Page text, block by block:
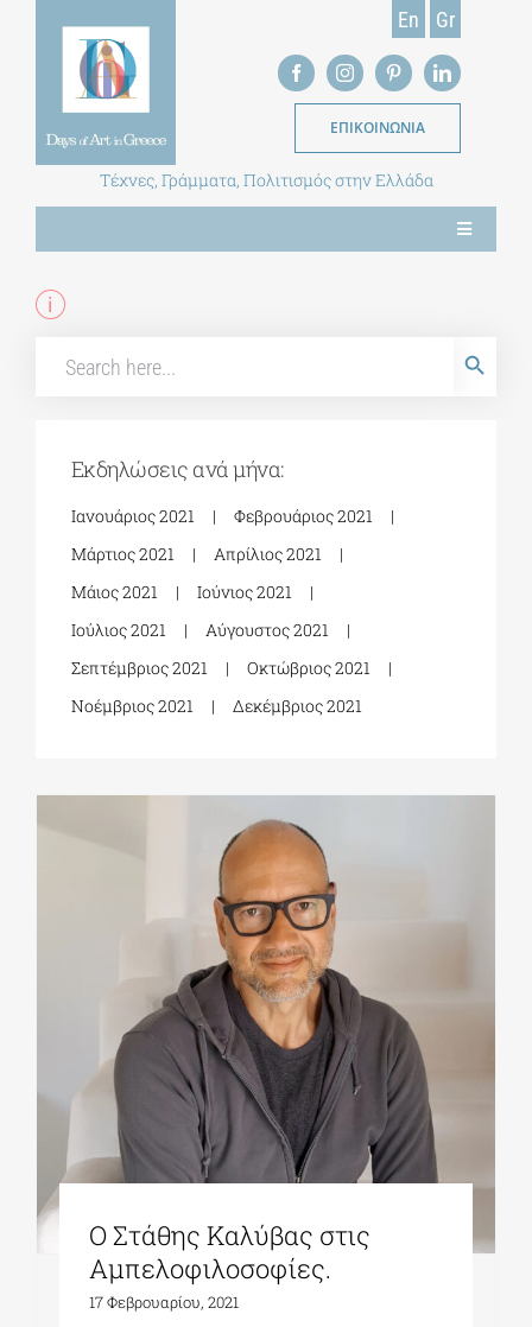
En Gr
ΕΠΙΚΟΙΝΩΝΙΑ
Τέχνες, Γράμματα, Πολιτισμός στην Ελλάδα
Toggle
Navigation
ΝΕΑ
ΕΝΤΥΠΗ ΕΚΔΟΣΗ
ΜΕΤΑΠΤΥΧΙΑΚΑ
ΔΙΔΑΚΤΟΡΙΚΑ
ΕΚΠΑΙΔΕΥΤΙΚΑ ΙΔΡΥΜΑΤΑ
Εκδηλώσεις ανά μήνα:
Ιανουάριος 2021
Φεβρουάριος 2021
Μάρτιος 2021
Απρίλιος 2021
Μάιος 2021
Ιούνιος 2021
Ιούλιος 2021
Αύγουστος 2021
Σεπτέμβριος 2021
Οκτώβριος 2021
Νοέμβριος 2021
Δεκέμβριος 2021
Ο Στάθης Καλύβας στις
Αμπελοφιλοσοφίες.
17 Φεβρουαρίου, 2021